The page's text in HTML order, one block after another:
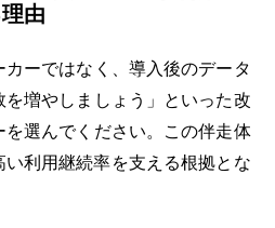
由
カーではなく、導入後のデータ
増やしましょう」といった改
選んでください。この伴走体
利用継続率を支える根拠とな